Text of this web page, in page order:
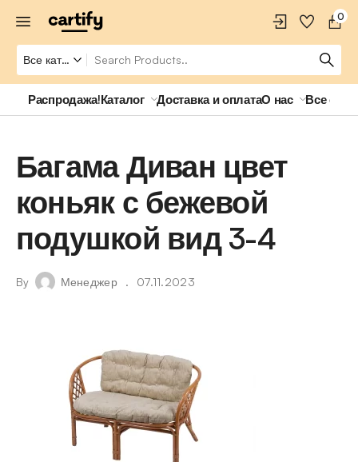
0
Распродажа!Каталог Доставка и оплатаО нас Все о
Багама Диван цвет
коньяк с бежевой
подушкой вид 3-4
By Менеджер 07.11.2023